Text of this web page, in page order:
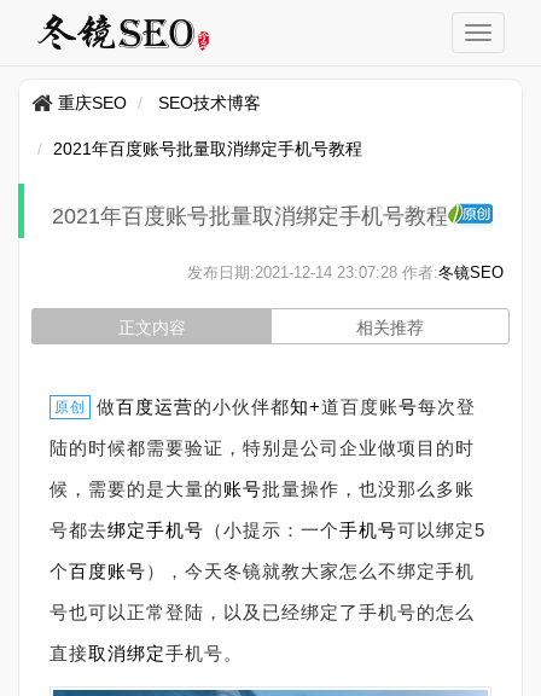
重庆SEO SEO技术博客
2021年百度账号批量取消绑定手机号教程
2021年百度账号批量取消绑定手机号教程
发布日期:2021-12-14 23:07:28 作者:冬镜SEO
正文内容 相关推荐
原创 做百度运营的小伙伴都知+道百度账号每次登
陆的时候都需要验证，特别是公司企业做项目的时
候，需要的是大量的账号批量操作，也没那么多账
号都去绑定手机号 （小提示：一个手机号可以绑定5
个百度账号），今天冬镜就教大家怎么不绑定手机
号也可以正常登陆，以及已经绑定了手机号的怎么
直接取消绑定手机号。